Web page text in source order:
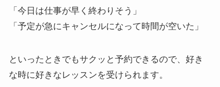
「今日は仕事が早く終わりそう」
「予定が急にキャンセルになって時間が空いた」
といったときでもサクッと予約できるので、好き
な時に好きなレッスンを受けられます。